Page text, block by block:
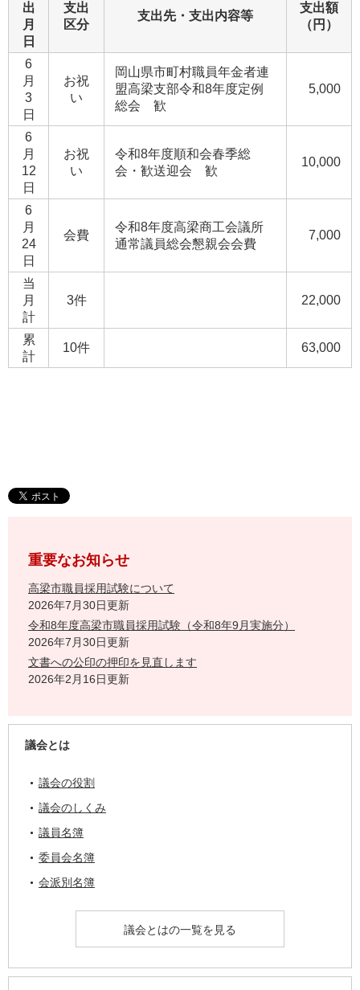
出
月
日
支出
区分
支出先・支出内容等
支出額
（円）
6
月
3
日
お祝
い
岡山県市町村職員年金者連
盟高梁支部令和8年度定例
総会 歓
5,000
6
月
12
日
お祝
い
令和8年度順和会春季総
会・歓送迎会 歓
10,000
6
月
24
日
会費
令和8年度高梁商工会議所
通常議員総会懇親会会費
7,000
当
月
計
3件 22,000
累
計
10件 63,000
重要なお知らせ
高梁市職員採用試験について
2026年7月30日更新
令和8年度高梁市職員採用試験（令和8年9月実施分）
2026年7月30日更新
文書への公印の押印を見直します
2026年2月16日更新
議会とは
議会の役割
議会のしくみ
議員名簿
委員会名簿
会派別名簿
議会とはの一覧を見る